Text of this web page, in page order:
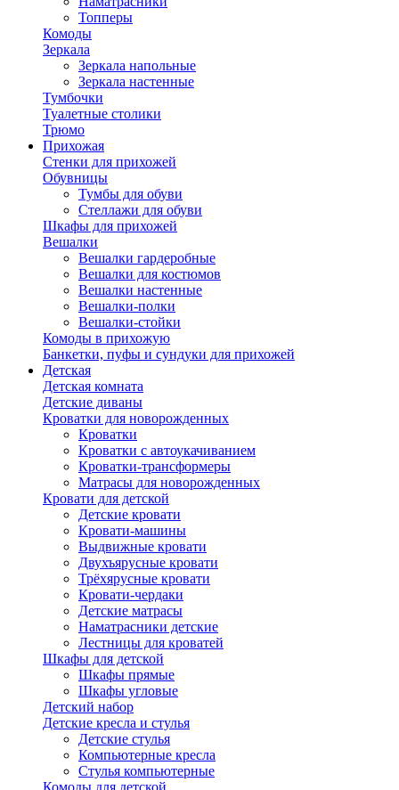
Топперы
Комоды
Зеркала
Зеркала напольные
Зеркала настенные
Тумбочки
Туалетные столики
Трюмо
Прихожая
Стенки для прихожей
Обувницы
Тумбы для обуви
Стеллажи для обуви
Шкафы для прихожей
Вешалки
Вешалки гардеробные
Вешалки для костюмов
Вешалки настенные
Вешалки-полки
Вешалки-стойки
Комоды в прихожую
Банкетки, пуфы и сундуки для прихожей
Детская
Детская комната
Детские диваны
Кроватки для новорожденных
Кроватки
Кроватки с автоукачиванием
Кроватки-трансформеры
Матрасы для новорожденных
Кровати для детской
Детские кровати
Кровати-машины
Выдвижные кровати
Двухъярусные кровати
Трёхярусные кровати
Кровати-чердаки
Детские матрасы
Наматрасники детские
Лестницы для кроватей
Шкафы для детской
Шкафы прямые
Шкафы угловые
Детский набор
Детские кресла и стулья
Детские стулья
Компьютерные кресла
Стулья компьютерные
Комоды для детской